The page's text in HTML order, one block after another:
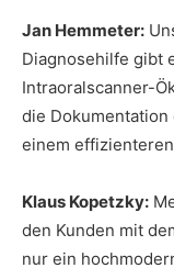
Jan Hemmeter:
Diagnosehilfe gibt
Intraoralscanner-
die
einem
Klaus Kopetzky:
den Kunden mit
nur ein